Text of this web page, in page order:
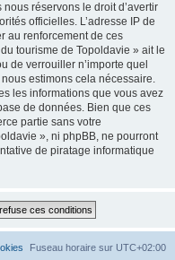
réservons le droit d’avertir
officielles. L’adresse IP de
au renforcement de ces
tourisme de Topoldavie » ait le
de verrouiller n’importe quel
estimons cela nécessaire.
les informations que vous avez
de données. Bien que ces
partie sans votre
», ni phpBB, ne pourront
de piratage informatique
Fuseau horaire sur UTC+02:00